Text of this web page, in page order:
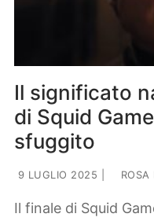
Il significato
di Squid
sfuggito
9 LUGLIO 2025 ROSA
Il finale di Squid